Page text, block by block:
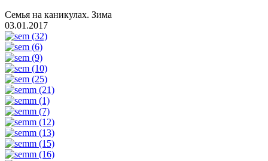
Семья на каникулах. Зима
03.01.2017